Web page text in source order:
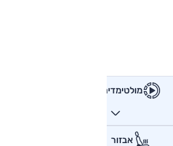
מולטימדיה
אבזור